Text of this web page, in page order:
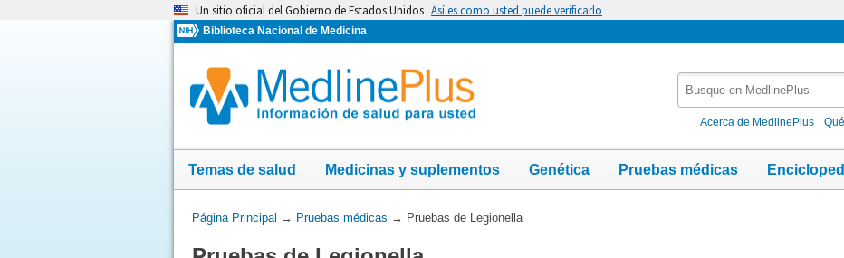
Un sitio oficial del Gobierno de Estados Unidos Así es como usted puede verificarlo
Biblioteca Nacional de Medicina
MedlinePlus
Acerca de MedlinePlus
Temas de salud Medicinas y suplementos Genética Pruebas médicas
Usted
Página Principal → Pruebas médicas → Pruebas de Legionella